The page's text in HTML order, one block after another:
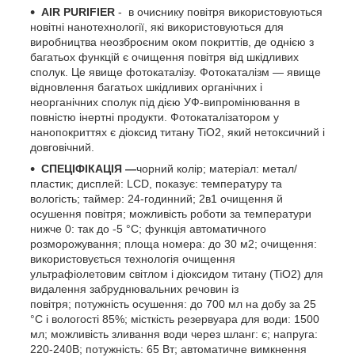
AIR PURIFIER -
в очиснику повітря використовуються
новітні нанотехнології, які використовуються для
виробництва неозброєним оком покриттів, де однією з
багатьох функцій є очищення повітря від шкідливих
сполук. Це явище фотокаталізу. Фотокаталізм — явище
відновлення багатьох шкідливих органічних і
неорганічних сполук під дією УФ-випромінювання в
повністю інертні продукти. Фотокаталізатором у
нанопокриттях є діоксид титану TiO2, який нетоксичний і
довговічний.
СПЕЦІФІКАЦІЯ —чорний колір; матеріал: метал/
пластик; дисплей: LCD, показує: температуру та
вологість; таймер: 24-годинний; 2в1 очищення й
осушення повітря; можливість роботи за температури
нижче 0: так до -5 °C; функція автоматичного
розморожування; площа номера: до 30 м2; очищення:
використовується технологія очищення
ультрафіолетовим світлом і діоксидом титану (TiO2) для
видалення забруднювальних речовин із
повітря; потужність осушення: до 700 мл на добу за 25
°C і вологості 85%; місткість резервуара для води: 1500
мл; можливість зливання води через шланг: є; напруга:
220-240В; потужність: 65 Вт; автоматичне вимкнення